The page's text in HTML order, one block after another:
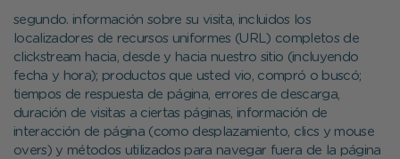
segundo. información sobre su visita, incluidos los
localizadores de recursos uniformes (URL) completos de
clickstream hacia, desde y hacia nuestro sitio (incluyendo
fecha y hora); productos que usted vio, compró o buscó;
tiempos de respuesta de página, errores de descarga,
duración de visitas a ciertas páginas, información de
interacción de página (como desplazamiento, clics y mouse
overs) y métodos utilizados para navegar fuera de la página